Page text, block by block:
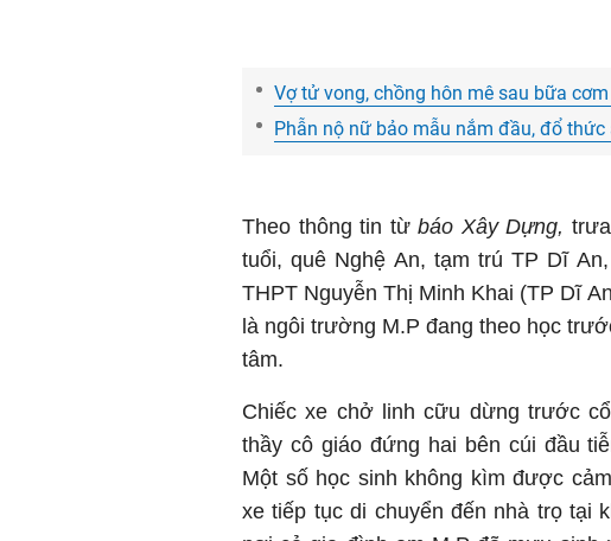
Vợ tử vong, chồng hôn mê sau bữa
Phẫn nộ nữ bảo mẫu nắm đầu, đổ thức
Theo thông tin từbáo Xây Dựng,
tuổi, quê Nghệ An, tạm trú TP Dĩ
THPT Nguyễn Thị Minh Khai (TP Dĩ
là ngôi trường M.P đang theo học
tâm.
Chiếc xe chở linh cữu dừng trước
thầy cô giáo đứng hai bên cúi đầu
Một số học sinh không kìm được
xe tiếp tục di chuyển đến nhà trọ tại